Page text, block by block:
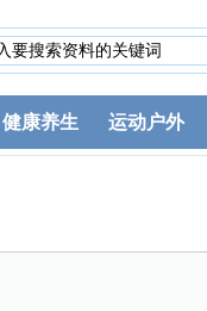
健康养生 运动户外